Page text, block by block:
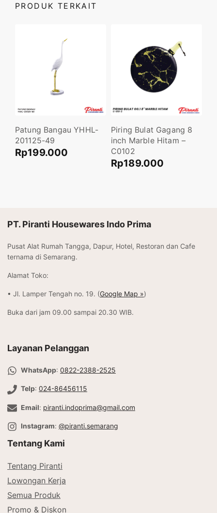
PRODUK TERKAIT
Patung Bangau YHHL-
201125-49
Rp199.000
Piring Bulat Gagang 8
inch Marble Hitam –
C0102
Rp189.000
PT. Piranti Housewares Indo Prima
Pusat Alat Rumah Tangga, Dapur, Hotel, Restoran dan Cafe
ternama di Semarang.
Alamat Toko:
• Jl. Lamper Tengah no. 19. (Google Map »)
Buka dari jam 09.00 sampai 20.30 WIB.
Layanan Pelanggan
WhatsApp:0822-2388-2525
Telp:024-86456115
Email: piranti.indoprima@gmail.com
Instagram:@piranti.semarang
Tentang Kami
Tentang Piranti
Lowongan Kerja
Semua Produk
Promo & Diskon